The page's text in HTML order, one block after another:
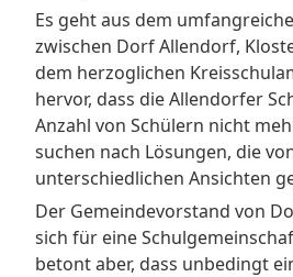
Es geht aus dem
zwischen Dorf Allendorf,
dem herzoglichen
hervor, dass die Allendorfer
Anzahl von Schülern nicht
suchen nach Lösungen, die
unterschiedlichen Ansichten
Der Gemeindevorstand von
sich für eine
betont aber, dass unbedingt